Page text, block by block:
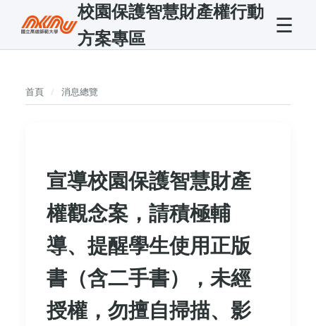
校園保護智慧財產權行動
方案專區
☰
首頁 消息總覽
宣導校園保護智慧財產
權觀念案，請積極輔
導、提醒學生使用正版
書（含二手書），未經
授權，勿擅自掃描、影